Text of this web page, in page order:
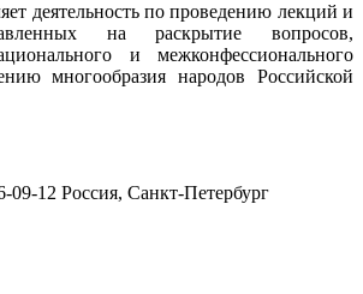
деятельность по проведению лекций и
на раскрытие вопросов,
и межконфессионального
многообразия народов Российской
09-12 Россия, Санкт-Петербург